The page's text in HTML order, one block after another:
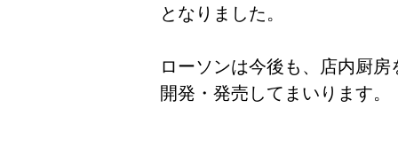
となりました。
ローソンは今後も、店内厨
開発・発売してまいります。